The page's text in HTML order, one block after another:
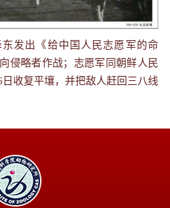
发出《给中国人民志愿军的命
侵略者作战；志愿军同朝鲜人民
收复平壤，并把敌人赶回三八线